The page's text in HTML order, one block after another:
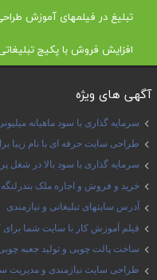
تبلیغ در فیلمهای آموزش
افزایش فروش با پکیج تبلیغاتی
آگهی های ویژه
سرمایه گذاری با سود ماهیانه
طراحی سایت حرفه ای با نام زیبا
سرمایه گذاری با سود بالا در شغل
خرید و فروش و اجاره ملک بندرلنگه
آدرس سایتهای تبلیغاتی و نیازمندی
فیلم آموزش کار با سایت شما برای
ساخت پالت چوبی و تولید جعبه
طراحی سایت نیازمندی و مدیریت